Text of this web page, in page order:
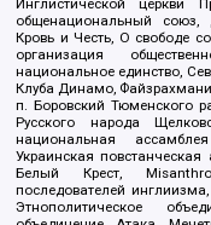
Инглистической церкви
общенациональный союз,
Кровь и Честь, О свободе
организация
национальное единство,
Клуба Динамо,
п. Боровский Тюменского
Русского народа
национальная
Украинская
Белый Крест,
последователей
Этнополитическое